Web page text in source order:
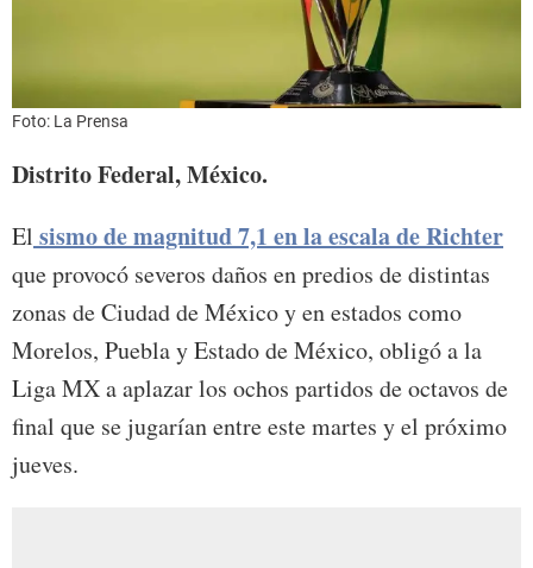
Foto: La Prensa
Distrito Federal, México.
El sismo de magnitud 7,1 en la escala de Richter
que provocó severos daños en predios de distintas
zonas de Ciudad de México y en estados como
Morelos, Puebla y Estado de México, obligó a la
Liga MX a aplazar los ochos partidos de octavos de
final que se jugarían entre este martes y el próximo
jueves.